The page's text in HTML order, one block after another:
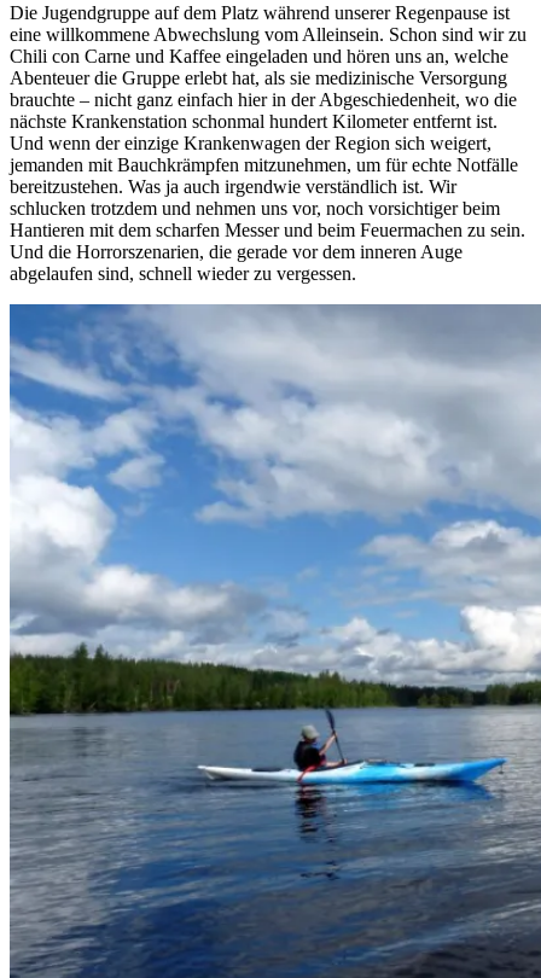
Die Jugendgruppe auf dem Platz während unserer Regenpause ist
eine willkommene Abwechslung vom Alleinsein. Schon sind wir zu
Chili con Carne und Kaffee eingeladen und hören uns an, welche
Abenteuer die Gruppe erlebt hat, als sie medizinische Versorgung
brauchte – nicht ganz einfach hier in der Abgeschiedenheit, wo die
nächste Krankenstation schonmal hundert Kilometer entfernt ist.
Und wenn der einzige Krankenwagen der Region sich weigert,
jemanden mit Bauchkrämpfen mitzunehmen, um für echte Notfälle
bereitzustehen. Was ja auch irgendwie verständlich ist. Wir
schlucken trotzdem und nehmen uns vor, noch vorsichtiger beim
Hantieren mit dem scharfen Messer und beim Feuermachen zu sein.
Und die Horrorszenarien, die gerade vor dem inneren Auge
abgelaufen sind, schnell wieder zu vergessen.